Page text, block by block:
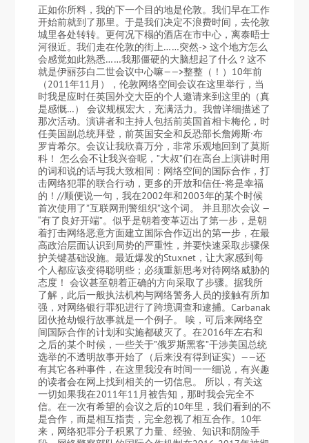
正如你所料，我的下一个目的地是伦敦。我们早在工作
开始前就到了那里。于是我们决定不浪费时间，去伦敦
城里各处转转。更何况下榻的酒店在市中心，离泰晤士
河很近。我们走在伦敦的街上……突然-> 这个地方怎么
会感觉如此熟悉……我那僵硬的大脑想起了什么？这不
就是伊丽莎白二世会议中心嘛——>整整（！）10年前
（2011年11月），伦敦网络空间会议在这里举行，当
时我是应时任英国外交大臣的个人邀请来到这里的（真
是感慨…） 会议规模宏大，充满活力。我曾详细描述了
那次活动。演讲者和主持人包括前英国首相卡梅伦，时
任美国副总统拜登，前英国安全和反恐部长詹姆斯·布
罗肯希尔。会议让我欣喜万分，非常乐观地回到了莫斯
科！ 怎么会不让我兴奋呢，”大叔”们在高台上演讲时用
的词和说的话与我大致相同：网络空间的国际合作，打
击网络犯罪的联合行动，更多的开放和信任-将是幸福
的！//顺便说一句，我在2002年和2003年的某个时候
首次使用了”互联网刑警组织”这个词。 并且那次会议 —
“有了良好开端”。似乎是朝着变革迈出了第一步，是朝
着打击网络恶意方面建立国际合作迈出的第一步，在最
高政治层面认识到局势的严重性，并要快速采取步骤保
护关键基础设施。最近爆发的Stuxnet，让大家感到每
个人都应该变得聪明些；必须重新思考对待网络威胁的
态度！ 会议甚至朝着正确的方向采取了步骤。据我所
了解，此后一般执法机构与网络警务人员的接触有所加
强，对网络银行罪犯进行了跨境调查和逮捕。Carbanak
团伙抢劫银行故事就是一个例子。 唉，可后来网络空
间国际合作的计划和实施都破灭了。在2016年左右和
之后的某个时候，一些关于”俄罗斯黑客”干涉美国总统
选举的不透明故事开始了（后来没有得到证实）——还
有其它各种事件，在这里我没有时间一一细说，有兴趣
的读者会在网上找到相关的一切信息。 所以，有关这
一切如果我在2011年11月被告知，那时我会完全不
信。在一次有希望的会议之后的10年里，我们看到的不
是合作，而是相互指责，完全忽视了相互合作。10年
来，网络犯罪分子积累了力量、经验、知识和阴险手